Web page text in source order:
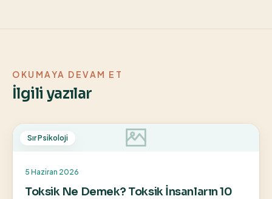
OKUMAYA DEVAM ET
İlgili yazılar
Sır Psikoloji
5 Haziran 2026
Toksik Ne Demek? Toksik İnsanların 10